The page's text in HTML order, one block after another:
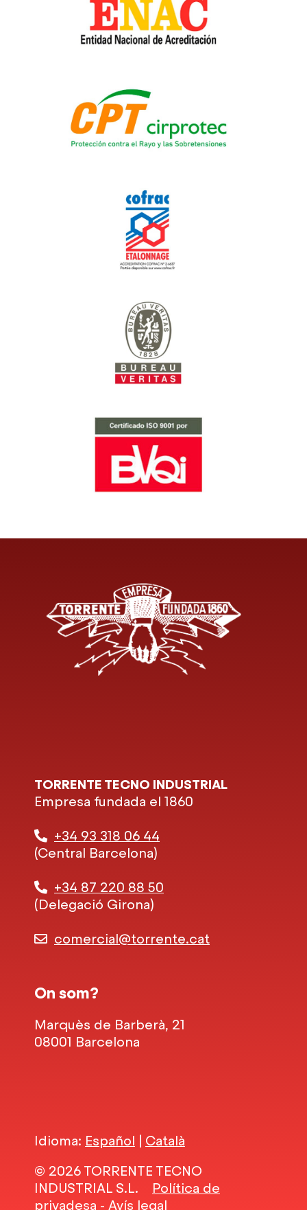
TORRENTE TECNO INDUSTRIAL
Empresa fundada el 1860
+34 93 318 06 44
(Central Barcelona)
+34 87 220 88 50
(Delegació Girona)
comercial@torrente.cat
On som?
Marquès de Barberà, 21
08001 Barcelona
Idioma: Español | Català
© 2026 TORRENTE TECNO
INDUSTRIAL S.L. Política de
privadesa - Avís legal